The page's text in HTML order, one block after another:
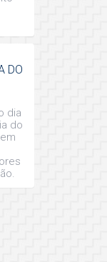
DO
dia
do